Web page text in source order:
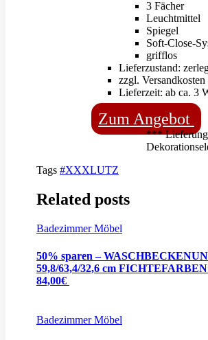
3 Fächer
Leuchtmittel
Spiegel
Soft-Close-
grifflos
Lieferzustand:
zzgl. Versandkosten
Lieferzeit: ab ca. 3
Zum Angebot
*** Lieferung
Tags #XXXLUTZ
Related posts
Badezimmer Möbel
50% sparen –
59,8/63,4/32,6 cm
84,00€
Badezimmer Möbel